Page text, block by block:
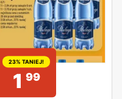
23% TANIEJ!
1 99